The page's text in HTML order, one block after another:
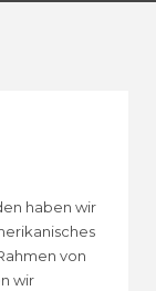
haben wir
von
wir